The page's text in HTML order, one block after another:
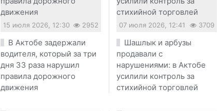
15 июля 2026, 12:30 2952
В Актобе задержали
водителя, который за три
дня 33 раза нарушил
правила дорожного
движения
07 июля 2026, 12:41 3709
Шашлык и арбузы
продавали с
нарушениями: в Актобе
усилили контроль за
стихийной торговлей